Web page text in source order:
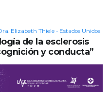
Elizabeth Thiele - Estados Unidos
de la esclerosis
y conducta”